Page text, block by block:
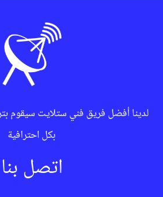
لدينا أفضل فريق فني ستلايت سيقوم
بكل احترافية
اتصل بنا